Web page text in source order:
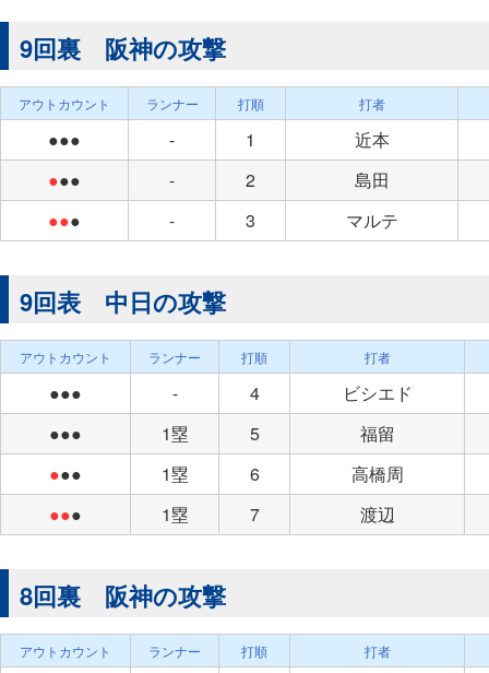
9回裏 阪神の攻撃
アウトカウント ランナー 打順 打者
●●● - 1
近本
●●● - 2
島田
●●● - 3 マルテ
9回表 中日の攻撃
アウトカウント ランナー 打順 打者
●●● - 4
ビシエド
●●●
1塁 5
福留
●●● 1塁 6
高橋周
●●● 1塁 7 渡辺
8回裏 阪神の攻撃
アウトカウント ランナー 打順 打者